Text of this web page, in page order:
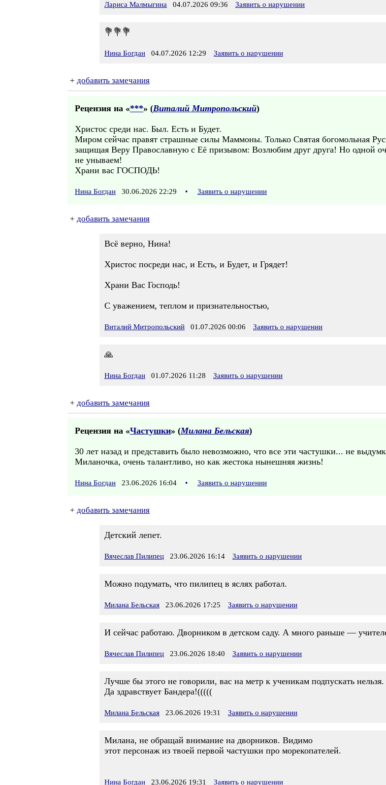
Лариса Малмыгина 04.07.2026 09:36 Заявить о нарушении
💐💐💐
Нина Богдан 04.07.2026 12:29 Заявить о нарушении
+ добавить замечания
Рецензия на «***» (Виталий Митропольский)
Христос среди нас. Был. Есть и Будет.
Миром сейчас правят страшные силы Маммоны. Только Святая богомольная
защищая Веру Православную с Её призывом: Возлюбим друг друга! Но
не унываем!
Храни вас ГОСПОДЬ!
Нина Богдан 30.06.2026 22:29 • Заявить о нарушении
+ добавить замечания
Всё верно, Нина!
Христос посреди нас, и Есть, и Будет, и Грядет!
Храни Вас Господь!
С уважением, теплом и признательностью,
Виталий Митропольский 01.07.2026 00:06 Заявить о нарушении
🙏
Нина Богдан 01.07.2026 11:28 Заявить о нарушении
+ добавить замечания
Рецензия на «Частушки» (Милана Бельская)
30 лет назад и представить было невозможно, что все эти частушки... не
Миланочка, очень талантливо, но как жестока нынешняя жизнь!
Нина Богдан 23.06.2026 16:04 • Заявить о нарушении
+ добавить замечания
Детский лепет.
Вячеслав Пилипец 23.06.2026 16:14 Заявить о нарушении
Можно подумать, что пилипец в яслях работал.
Милана Бельская 23.06.2026 17:25 Заявить о нарушении
И сейчас работаю. Дворником в детском саду. А много раньше —
Вячеслав Пилипец 23.06.2026 18:40 Заявить о нарушении
Лучше бы этого не говорили, вас на метр к ученикам подпускать нельзя.
Да здравствует Бандера!(((((
Милана Бельская 23.06.2026 19:31 Заявить о нарушении
Милана, не обращай внимание на дворников. Видимо
этот персонаж из твоей первой частушки про морекопателей.
Нина Богдан 23.06.2026 19:31 Заявить о нарушении